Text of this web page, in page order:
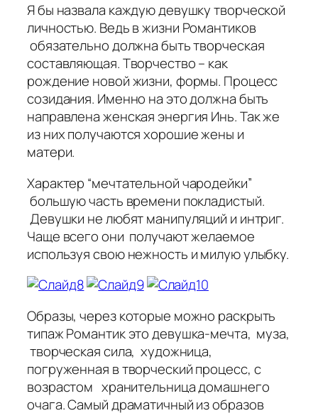
Я бы назвала каждую девушку творческой
личностью. Ведь в жизни Романтиков
обязательно должна быть творческая
составляющая. Творчество – как
рождение новой жизни, формы. Процесс
созидания. Именно на это должна быть
направлена женская энергия Инь. Так же
из них получаются хорошие жены и
матери.
Характер “мечтательной чародейки”
большую часть времени покладистый.
Девушки не любят манипуляций и интриг.
Чаще всего они получают желаемое
используя свою нежность и милую улыбку.
Образы, через которые можно раскрыть
типаж Романтик это девушка-мечта, муза,
творческая сила, художница,
погруженная в творческий процесс, с
возрастом хранительница домашнего
очага. Самый драматичный из образов